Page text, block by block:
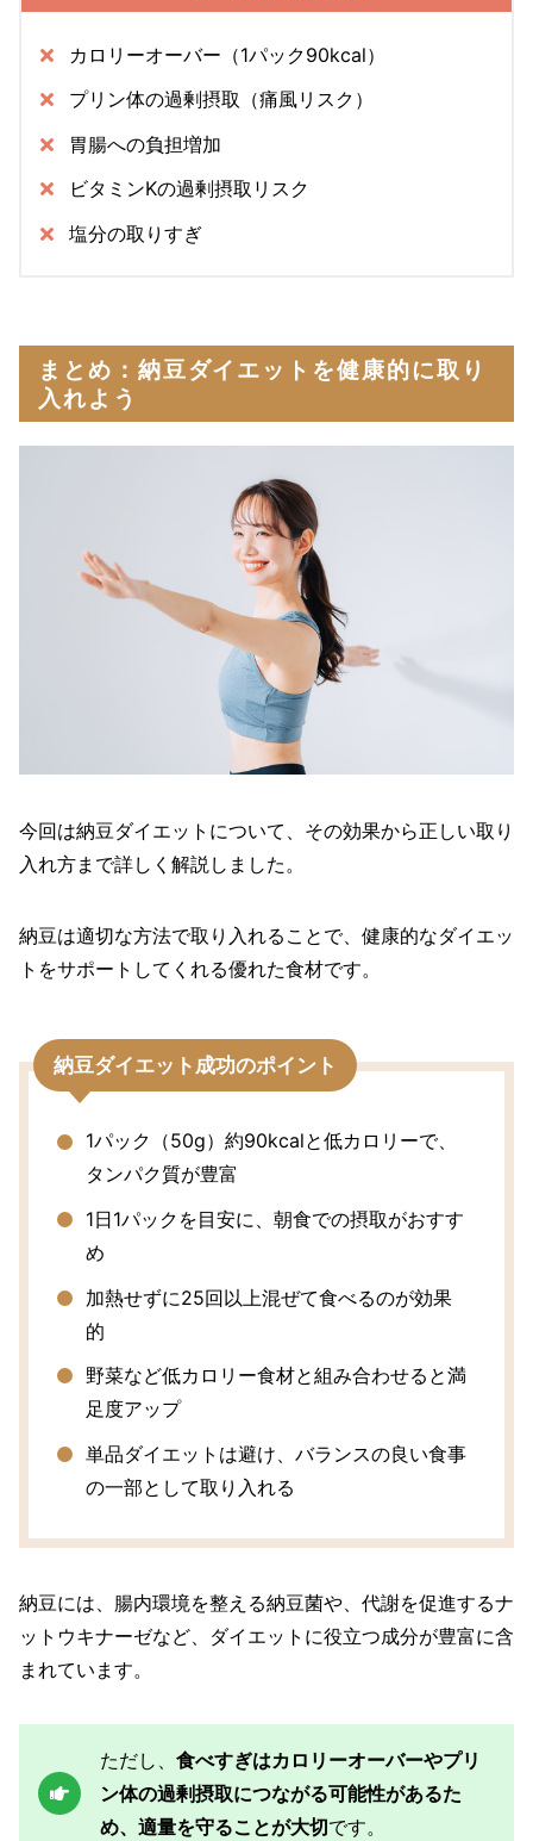
カロリーオーバー（1パック90kcal）
プリン体の過剰摂取（痛風リスク）
胃腸への負担増加
ビタミンKの過剰摂取リスク
塩分の取りすぎ
まとめ：納豆ダイエットを健康的に取り
入れよう
今回は納豆ダイエットについて、その効果から正しい取り
入れ方まで詳しく解説しました。
納豆は適切な方法で取り入れることで、健康的なダイエッ
トをサポートしてくれる優れた食材です。
納豆ダイエット成功のポイント
1パック（50g）約90kcalと低カロリーで、
タンパク質が豊富
1日1パックを目安に、朝食での摂取がおすす
め
加熱せずに25回以上混ぜて食べるのが効果
的
野菜など低カロリー食材と組み合わせると満
足度アップ
単品ダイエットは避け、バランスの良い食事
の一部として取り入れる
納豆には、腸内環境を整える納豆菌や、代謝を促進するナ
ットウキナーゼなど、ダイエットに役立つ成分が豊富に含
まれています。
ただし、 食べすぎはカロリーオーバーやプリ
ン体の過剰摂取につながる可能性があるた
め、適量を守ることが大切です。